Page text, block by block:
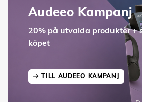
Audeeo Kampanj
20% på utvalda produkter +
köpet
TILL AUDEEO KAMPANJ